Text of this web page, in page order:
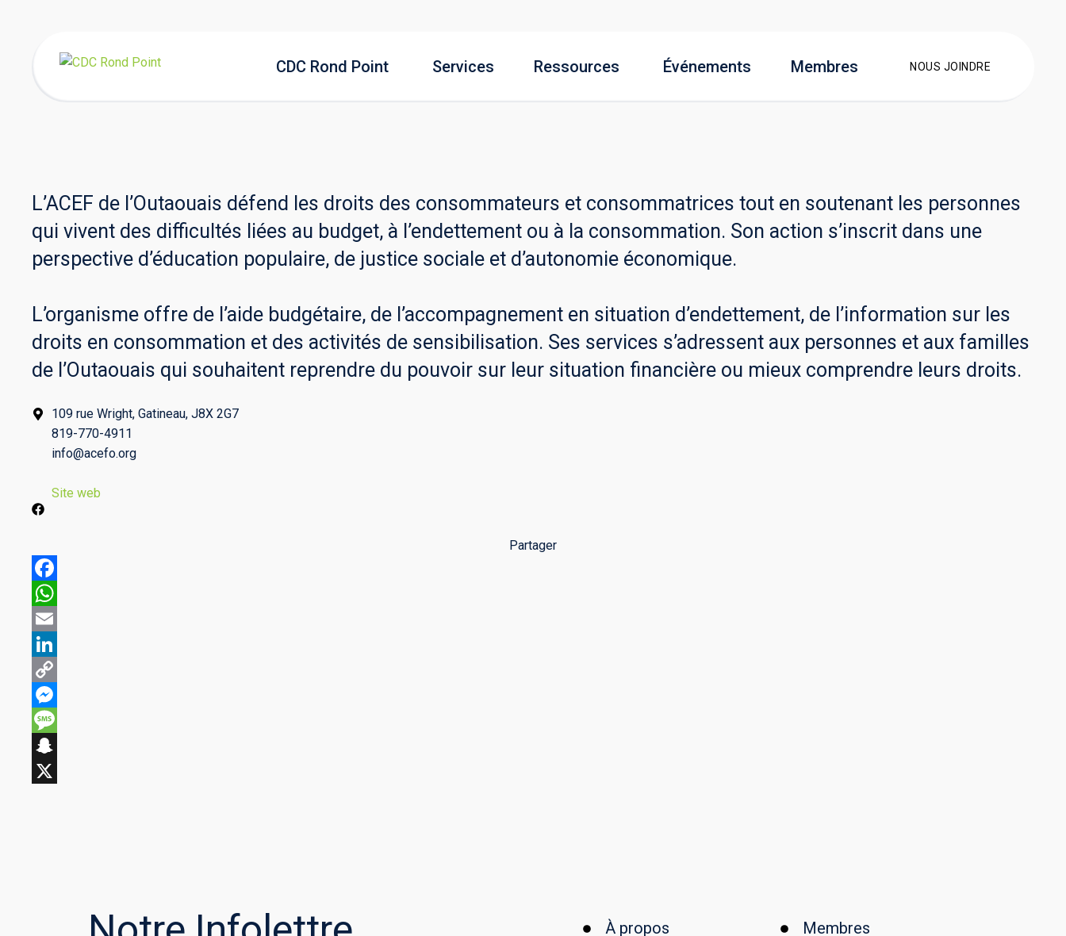
CDC Rond Point Services Ressources Événements Membres NOUS JOINDRE
L’ACEF de l’Outaouais défend les droits des consommateurs et consommatrices tout en soutenant les personnes
qui vivent des difficultés liées au budget, à l’endettement ou à la consommation. Son action s’inscrit dans une
perspective d’éducation populaire, de justice sociale et d’autonomie économique.
L’organisme offre de l’aide budgétaire, de l’accompagnement en situation d’endettement, de l’information sur les
droits en consommation et des activités de sensibilisation. Ses services s’adressent aux personnes et aux familles
de l’Outaouais qui souhaitent reprendre du pouvoir sur leur situation financière ou mieux comprendre leurs droits.
109 rue Wright, Gatineau, J8X 2G7
819-770-4911
info@acefo.org
Site web
Partager
À propos Membres